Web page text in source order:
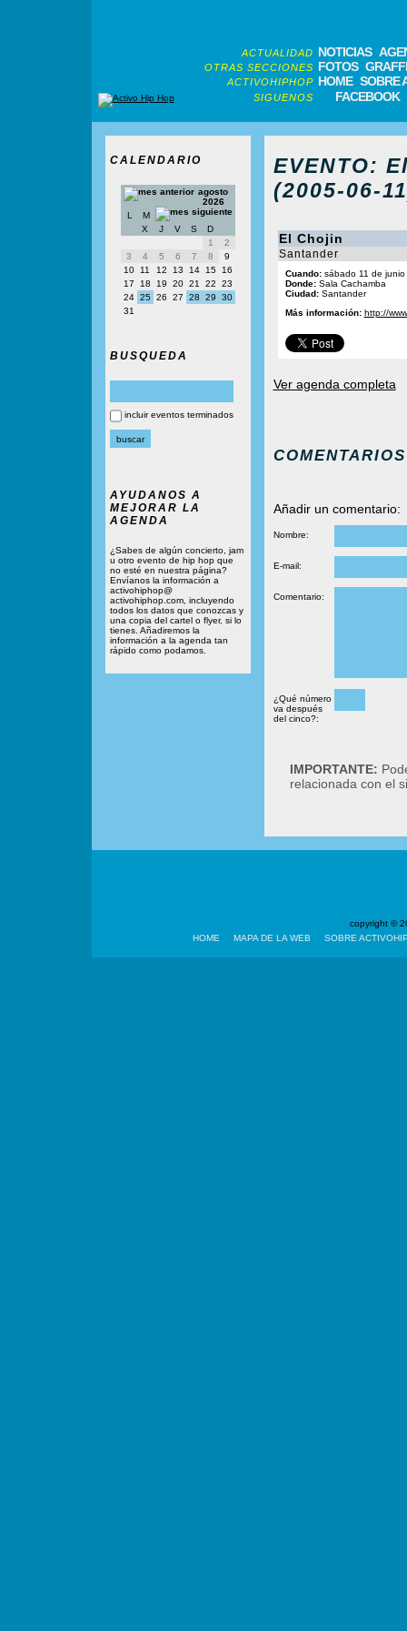
ACTUALIDAD NOTICIAS
OTRAS SECCIONES FOTOS
ACTIVOHIPHOP HOME SOBRE
SIGUENOS FACEBOOK
CALENDARIO
agosto
2026
L
M
X
J V S
D
1
2
3
4 5 6 7 8
9
10
11 12 13 14 15
16
17
18 19 20 21 22
23
24 25 26 27 28 29
30
31
BUSQUEDA
incluir eventos terminados
AYUDANOS A
MEJORAR LA
AGENDA
¿Sabes de algún concierto, jam
u otro evento de hip hop que
no esté en nuestra página?
Envíanos la información a
activohiphop@
activohiphop.com, incluyendo
todos los datos que conozcas y
una copia del cartel o flyer, si lo
tienes. Añadiremos la
información a la agenda tan
rápido como podamos.
EVENTO:
(2005-06-
El Chojin
Santander
Cuando:sábado 11 de junio
Donde:Sala Cachamba
Ciudad:Santander
Más información: http://
Ver agenda completa
COMENTARIOS
Añadir un comentario:
Nombre:
E-mail:
Comentario:
¿Qué número
va después
del cinco?:
IMPORTANTE:
relacionada con el
copyright ©
HOME
MAPA DE LA WEB SOBRE